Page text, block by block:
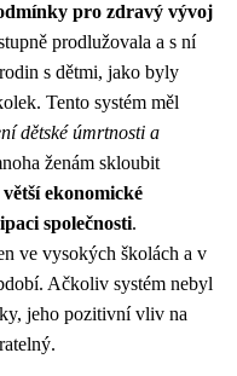
pro zdravý vývoj
prodlužovala a s ní
s dětmi, jako byly
Tento systém měl
dětské úmrtnosti a
ženám skloubit
větší ekonomické
společnosti.
ve vysokých školách a v
Ačkoliv systém nebyl
jeho pozitivní vliv na